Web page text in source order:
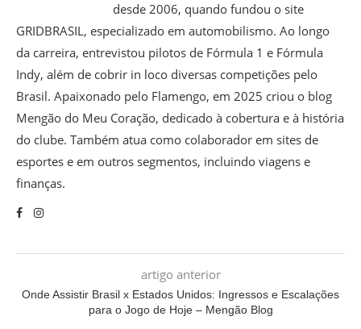
desde 2006, quando fundou o site
GRIDBRASIL, especializado em automobilismo. Ao longo
da carreira, entrevistou pilotos de Fórmula 1 e Fórmula
Indy, além de cobrir in loco diversas competições pelo
Brasil. Apaixonado pelo Flamengo, em 2025 criou o blog
Mengão do Meu Coração, dedicado à cobertura e à história
do clube. Também atua como colaborador em sites de
esportes e em outros segmentos, incluindo viagens e
finanças.
artigo anterior
Onde Assistir Brasil x Estados Unidos: Ingressos e Escalações
para o Jogo de Hoje – Mengão Blog